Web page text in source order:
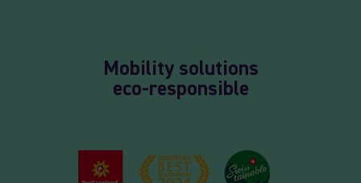
Mobility solutions
eco-responsible